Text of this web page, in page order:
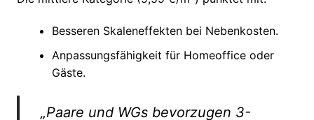
Besseren Skaleneffekten bei Nebenkosten.
Anpassungsfähigkeit für Homeoffice oder
Gäste.
„Paare und WGs bevorzugen 3-